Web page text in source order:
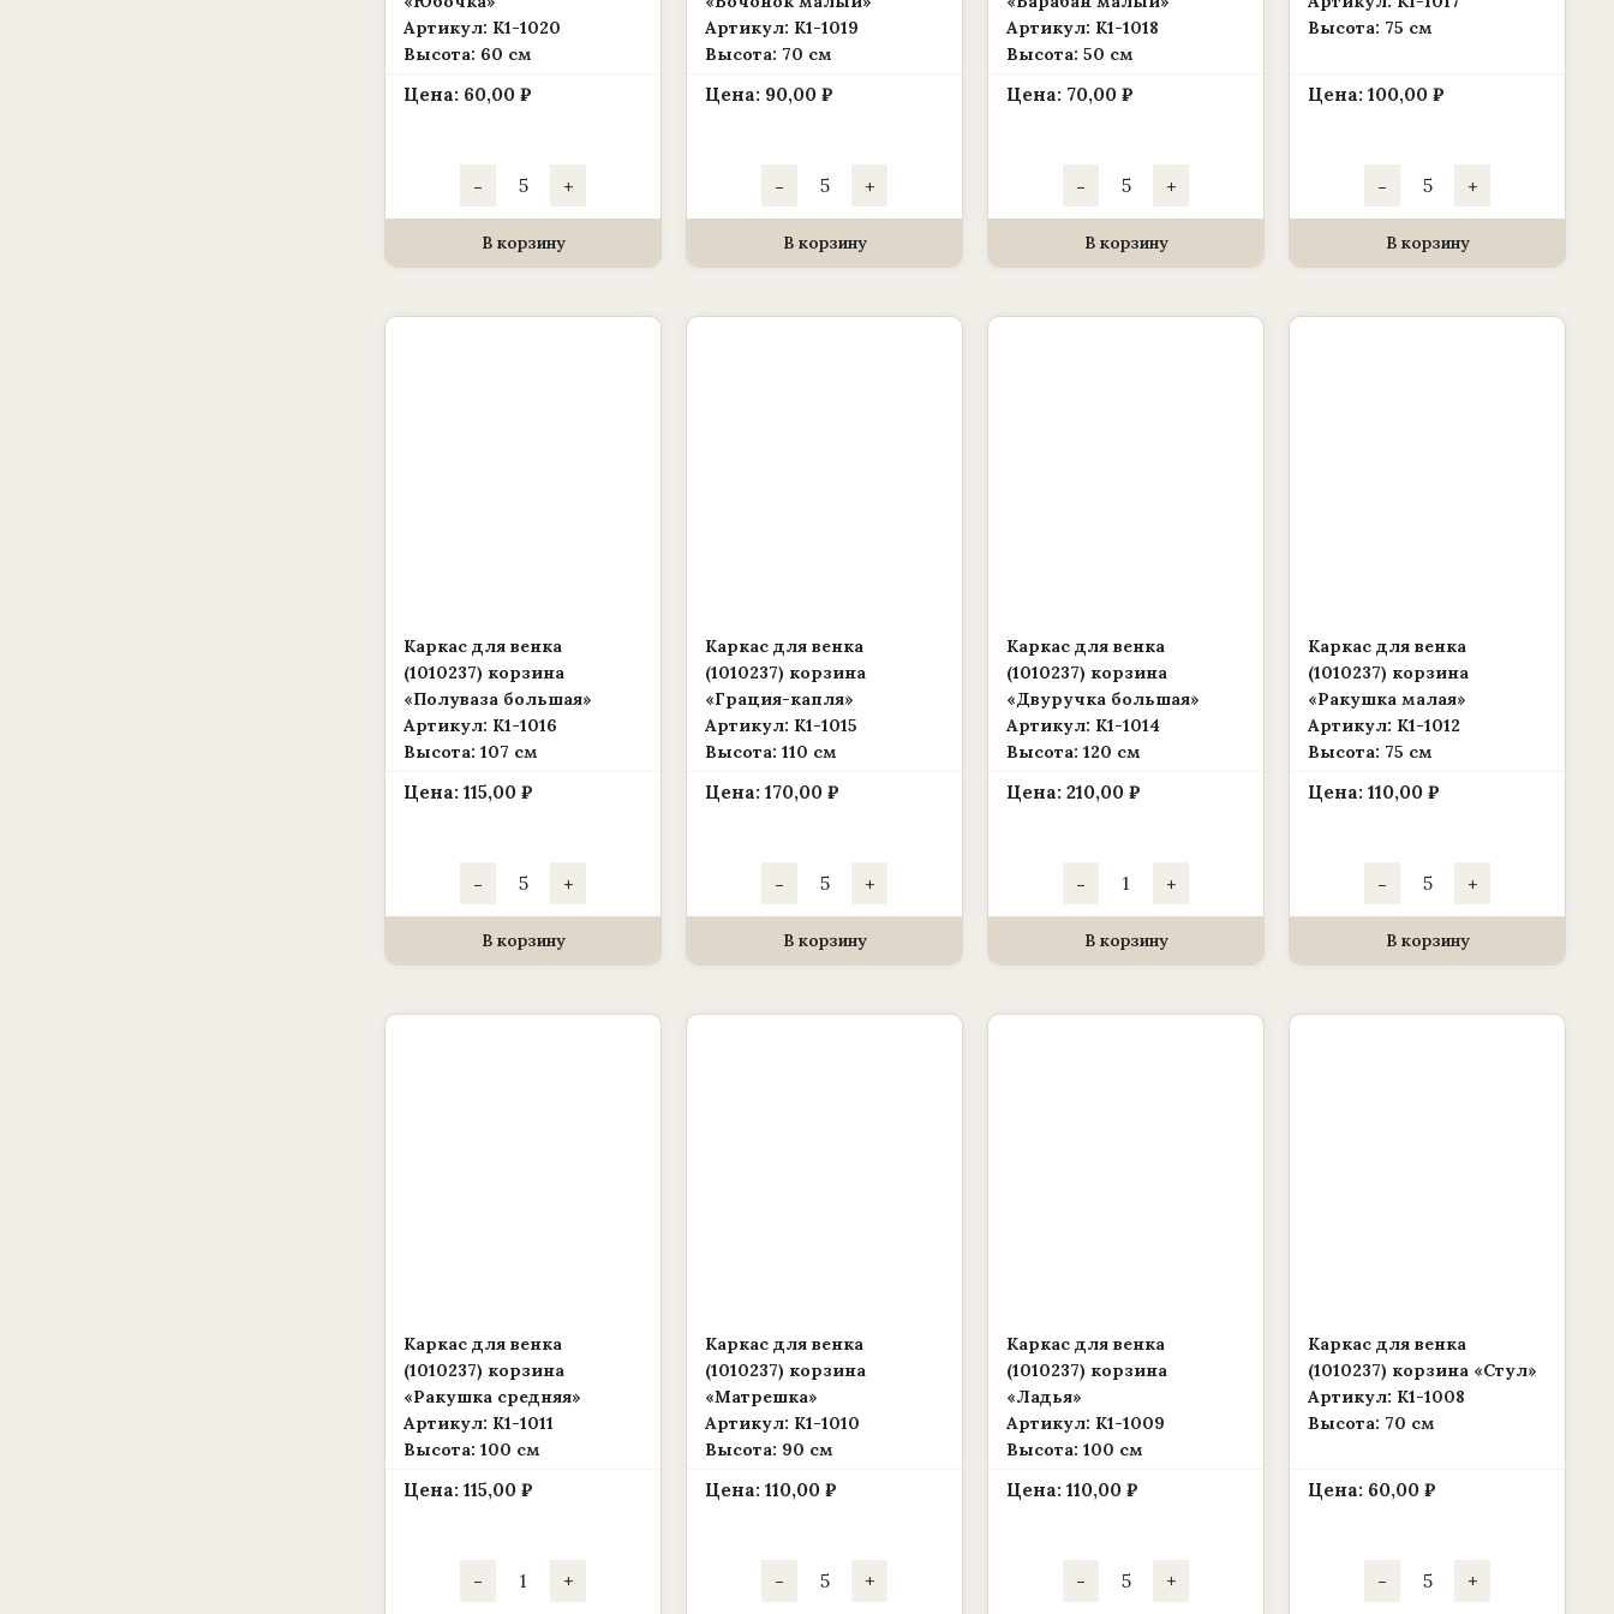
Артикул: К1-1020
Высота: 60 см
Цена: 60,00 ₽
- товара
для
венка
(1010237)
корзина
+
В корзину
Артикул: К1-1019
Высота: 70 см
Цена: 90,00 ₽
- товара
для
венка
(1010237)
корзина
+
В корзину
Артикул: К1-1018
Высота: 50 см
Цена: 70,00 ₽
- товара
для
венка
(1010237)
корзина
+
В корзину
Высота: 75 см
Цена: 100,00 ₽
- товара
для
венка
(1010237)
корзина
+
В корзину
Каркас для венка
(1010237) корзина
«Полуваза большая»
Артикул: К1-1016
Высота: 107 см
Цена: 115,00 ₽
- товара
для
венка
(1010237)
корзина
+
В корзину
Каркас для венка
(1010237) корзина
«Грация-капля»
Артикул: К1-1015
Высота: 110 см
Цена: 170,00 ₽
- товара
для
венка
(1010237)
корзина
+
В корзину
Каркас для венка
(1010237) корзина
«Двуручка большая»
Артикул: К1-1014
Высота: 120 см
Цена: 210,00 ₽
- товара
для
венка
(1010237)
корзина
+
В корзину
Каркас для венка
(1010237) корзина
«Ракушка малая»
Артикул: К1-1012
Высота: 75 см
Цена: 110,00 ₽
- товара
для
венка
(1010237)
корзина
+
В корзину
Каркас для венка
(1010237) корзина
«Ракушка средняя»
Артикул: К1-1011
Высота: 100 см
Цена: 115,00 ₽
- товара +
Каркас для венка
(1010237) корзина
«Матрешка»
Артикул: К1-1010
Высота: 90 см
Цена: 110,00 ₽
- товара +
Каркас для венка
(1010237) корзина
«Ладья»
Артикул: К1-1009
Высота: 100 см
Цена: 110,00 ₽
- товара +
Каркас для венка
(1010237) корзина «Стул»
Артикул: К1-1008
Высота: 70 см
Цена: 60,00 ₽
- товара +